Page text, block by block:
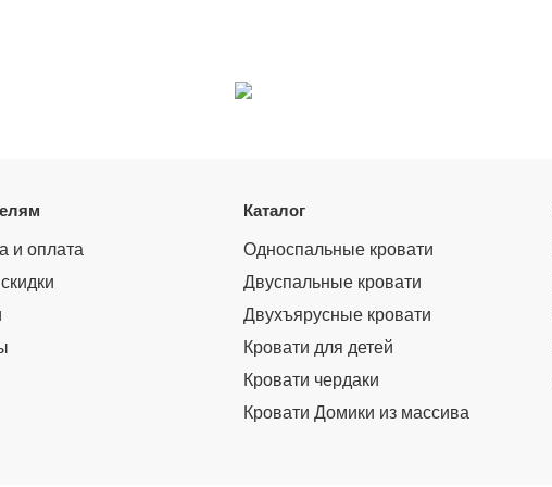
и оплата
Каталог
Односпальные кровати
Двуспальные кровати
Двухъярусные кровати
Кровати для детей
Кровати чердаки
Кровати Домики из массива